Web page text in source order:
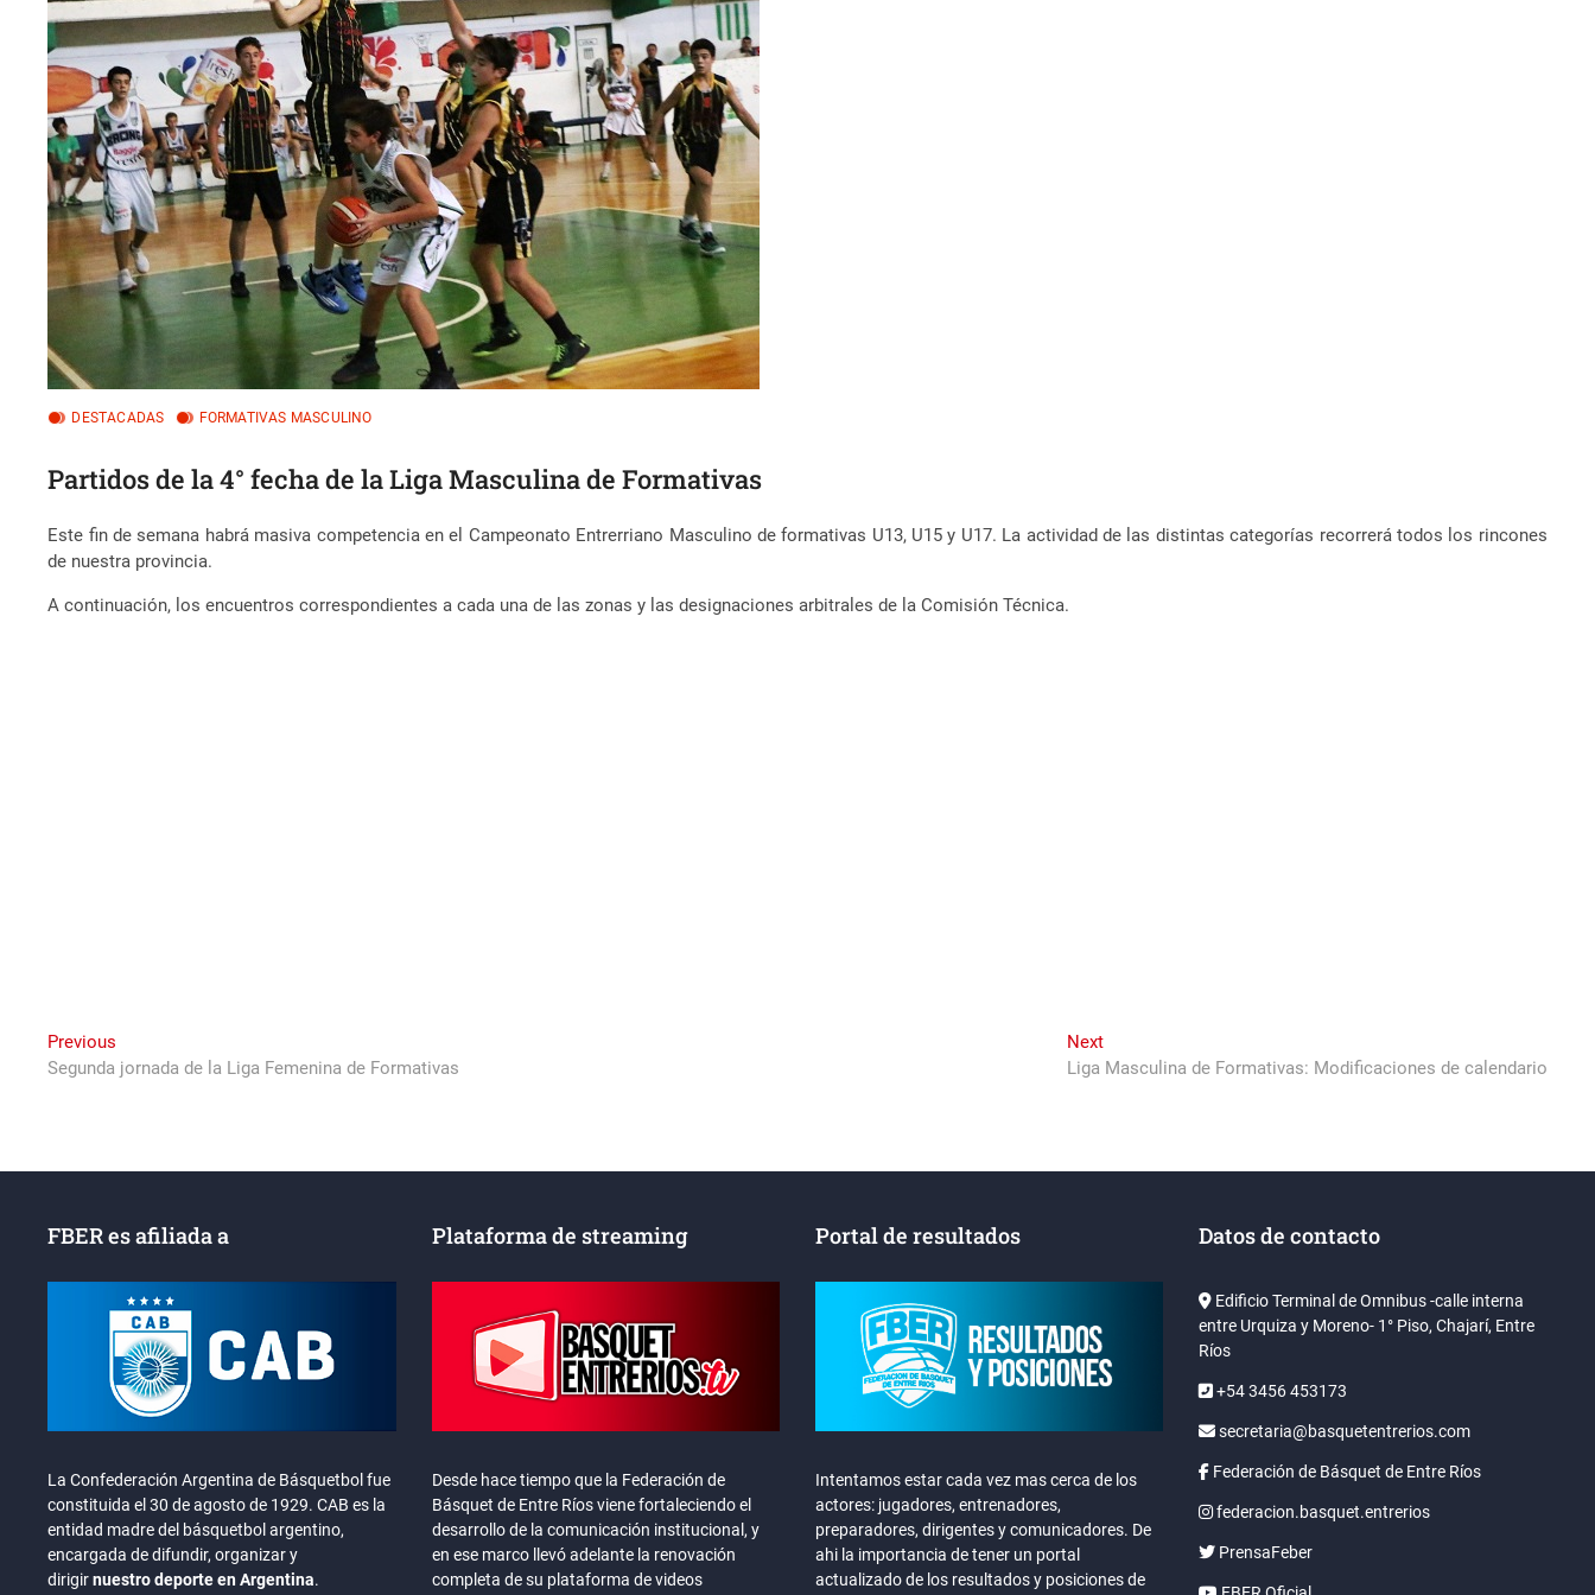
DESTACADAS FORMATIVAS MASCULINO
Partidos de la 4° fecha de la Liga Masculina de Formativas
Este fin de semana habrá masiva competencia en el Campeonato Entrerriano Masculino de formativas U13, U15 y U17. La actividad de las distintas categorías recorrerá todos los rincones
de nuestra provincia.
A continuación, los encuentros correspondientes a cada una de las zonas y las designaciones arbitrales de la Comisión Técnica.
Navegación
de
Previous
post:
Segunda jornada de la Liga Femenina de Formativas
NextNext
post:
Liga Masculina de Formativas: Modificaciones de calendario
FBER es afiliada a
La Confederación Argentina de Básquetbol fue
constituida el 30 de agosto de 1929. CAB es la
entidad madre del básquetbol argentino,
encargada de difundir, organizar y
dirigirnuestro deporte en Argentina.
Plataforma de streaming
Desde hace tiempo que la Federación de
Básquet de Entre Ríos viene fortaleciendo el
desarrollo de la comunicación institucional, y
en ese marco llevó adelante la renovación
completa de su plataforma de videos
Portal de resultados
Intentamos estar cada vez mas cerca de los
actores: jugadores, entrenadores,
preparadores, dirigentes y comunicadores. De
ahi la importancia de tener un portal
actualizado de los resultados y posiciones de
Datos de contacto
Edificio Terminal de Omnibus -calle interna
entre Urquiza y Moreno- 1° Piso, Chajarí, Entre
Ríos
+54 3456 453173
secretaria@basquetentrerios.com
Federación de Básquet de Entre Ríos
federacion.basquet.entrerios
PrensaFeber